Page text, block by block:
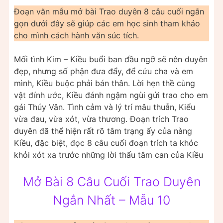
Đoạn văn mẫu mở bài Trao duyên 8 câu cuối ngắn
gọn dưới đây sẽ giúp các em học sinh tham khảo
cho mình cách hành văn súc tích.
Mối tình Kim – Kiều buổi ban đầu ngỡ sẽ nên duyên
đẹp, nhưng số phận đưa đẩy, để cứu cha và em
mình, Kiều buộc phải bán thân. Lời hẹn thề cùng
vật đính ước, Kiều đánh ngậm ngùi gửi trao cho em
gái Thúy Vân. Tình cảm và lý trí mâu thuẫn, Kiểu
vừa đau, vừa xót, vừa thương. Đoạn trích Trao
duyên đã thể hiện rất rõ tâm trạng ấy của nàng
Kiều, đặc biệt, đọc 8 câu cuối đoạn trích ta khóc
khỏi xót xa trước những lời thấu tâm can của Kiều
Mở Bài 8 Câu Cuối Trao Duyên
Ngắn Nhất – Mẫu 10